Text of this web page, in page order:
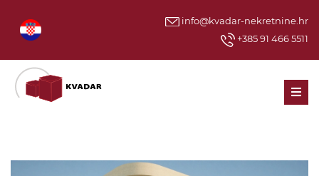
info@kvadar-nekretnine.hr
+385 91 466 5511